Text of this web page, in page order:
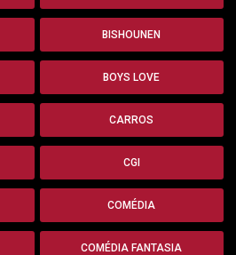
BISHOUNEN
BOYS LOVE
CARROS
CGI
COMÉDIA
COMÉDIA FANTASIA